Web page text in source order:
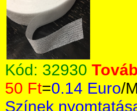
Kód: 32930
50 Ft=0.14 Euro/
Színek